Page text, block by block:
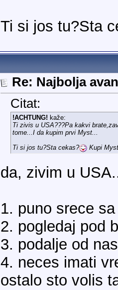
Ti si jos tu?Sta
Re: Najbolja
Citat:
!ACHTUNG! kaže:
Ti zivis u USA???Pa kakvi
tome...I da kupim prvi Myst...
Ti si jos tu?Sta cekas?
Kupi
da, zivim u
1. puno srece
2. pogledaj pod
3. podalje od
4. neces imati
ostalo sto volis